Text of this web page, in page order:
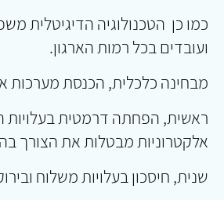
כמו כן הטכנולוגיה הדיגיטלית
ועובדים בכל רמות הארגון.
מבחינה כלכלית, הכנסת מערכות
ראשית, הפחתה דרמטית בעלויות
אלקטרוניות מבטלות את הצורך
שנית, חיסכון בעלויות משלוח